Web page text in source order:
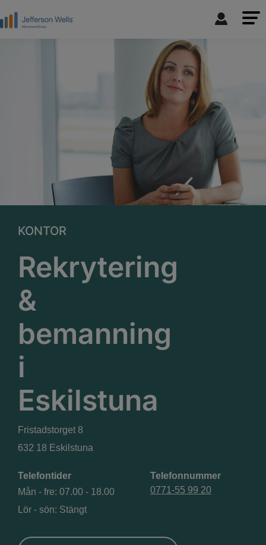
KONTOR
Rekrytering
&
bemanning
i
Eskilstuna
Fristadstorget 8
Telefontider
Mån - fre: 07.00 - 18.00
Lör - sön: Stängt
Telefonnummer
0771-55 99 20